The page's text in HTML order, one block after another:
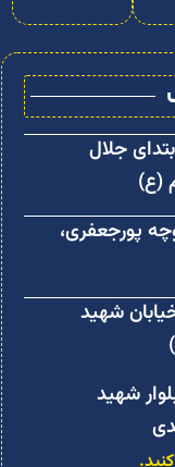
ابتدای جلال
(ع)
کوچه پورجعفری،
خیابان شهید
بلوار شهید